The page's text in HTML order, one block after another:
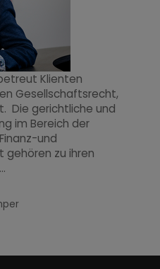
Klienten
Gesellschaftsrecht,
Die gerichtliche und
im Bereich der
und
gehören zu ihren